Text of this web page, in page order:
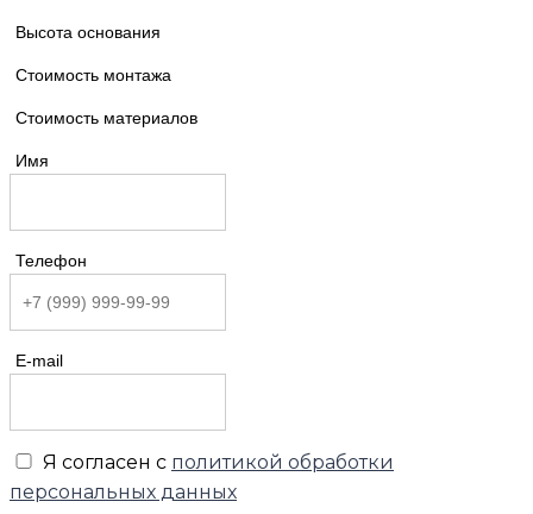
Высота основания
Стоимость монтажа
Стоимость материалов
Имя
Телефон
E-mail
Я согласен с политикой обработки
персональных данных